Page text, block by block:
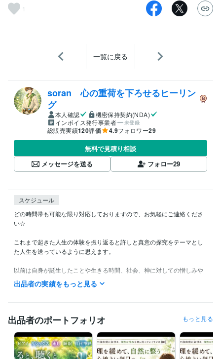
1
一覧に戻る
soran 心の重荷を下ろせるヒーリン
グ
本人確認
機密保持契約(NDA)
インボイス発行事業者
未登録
総販売実績120評価 4.9フォロワー29
無料で見積り相談
メッセージを送る
フォロー29
スケジュール
どの時間帯も可能な限り対応しておりますので、お気軽にご連絡くださ
い☆
これまで起きた人生の体験を振り返ると許しと真意の探究をテーマとし
た人生を送っているように思えます。
以前は自身が誕生したことや生きる時間、社会、神に対しての憎しみや
蟠りからの解放を求め続けて、現実を一新するために努力して行動して
いました。
をどうしても許すことができなくて、自殺を望んだり、自殺を試みた
り、殺されることを願ったり、死に至るような事件、災害に巻き込まれ
た命に対して羨ましいと思ったり、せめて別の存在に生まれ変わりたい
と思ったり。
出品者の実績をもっと見る
出品者のポートフォリオ もっと見る